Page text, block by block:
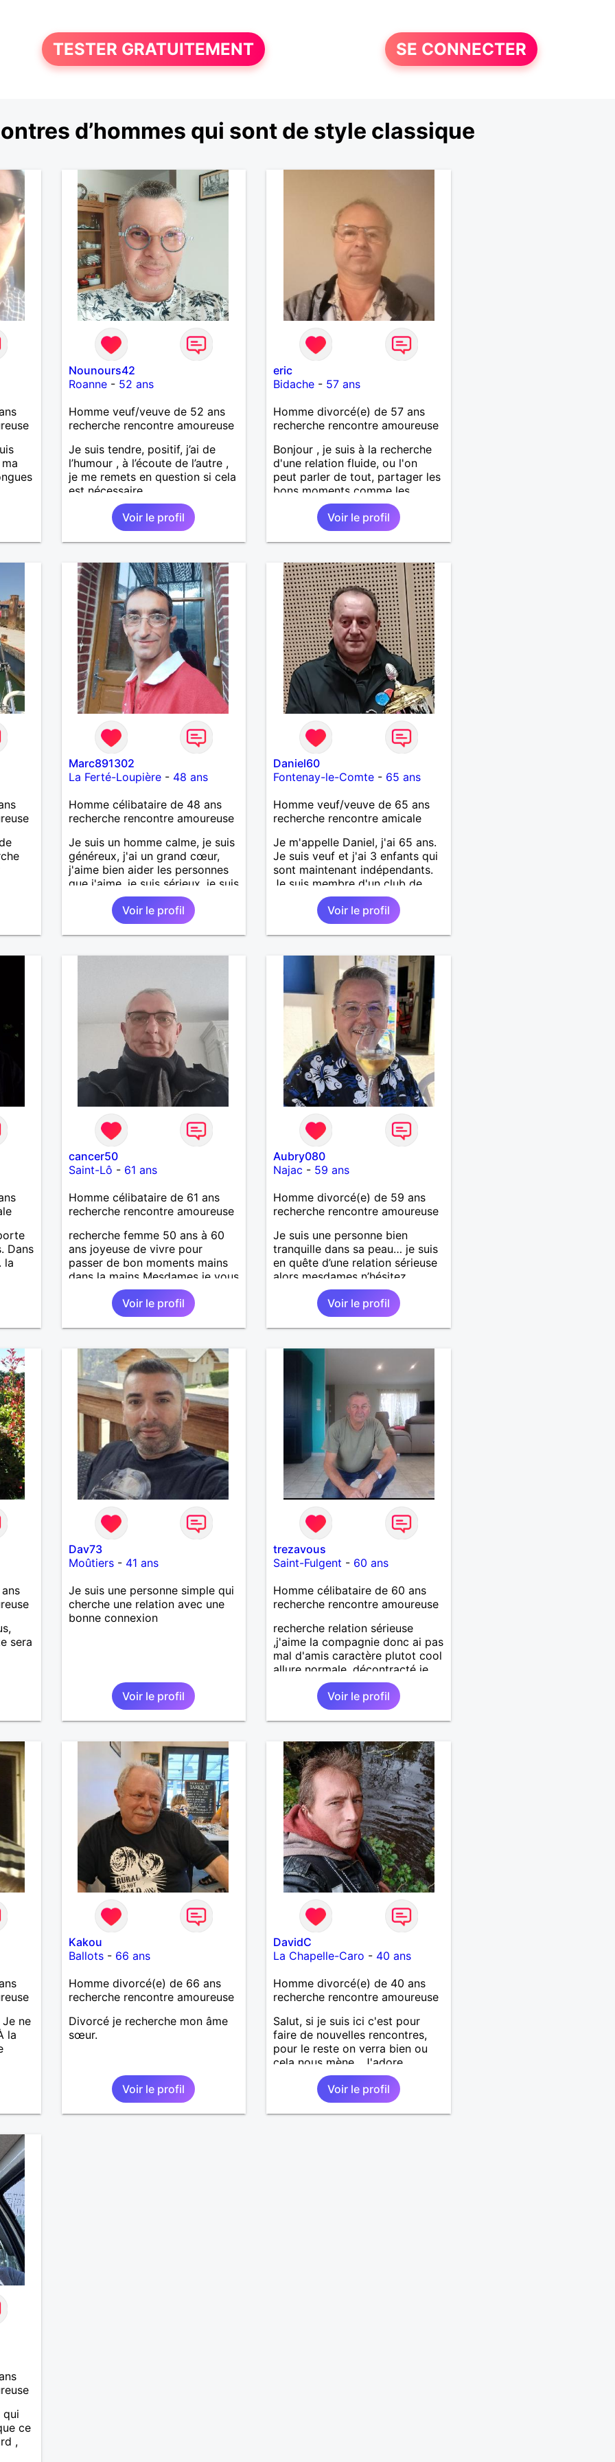
TESTER GRATUITEMENT SE CONNECTER
d’hommes qui sont de style classique
»
que
et
le
Nounours42
Roanne- 52 ans
Homme veuf/veuve de 52 ans
recherche rencontre amoureuse
Je suis tendre, positif, j’ai de
l’humour , à l’écoute de l’autre ,
je me remets en question si cela
est nécessaire.
Voir le profil
eric
Bidache - 57 ans
Homme divorcé(e) de 57 ans
recherche rencontre amoureuse
Bonjour , je suis à la recherche
d'une relation fluide, ou l'on
peut parler de tout, partager les
bons moments comme les
mauvais, sortir partager des
loisirs etc.... . J'aspire une
relation sincère dans la
confiance .
Voir le profil
Marc891302
La Ferté-Loupière- 48 ans
Homme célibataire de 48 ans
recherche rencontre amoureuse
Je suis un homme calme, je suis
généreux, j'ai un grand cœur,
j'aime bien aider les personnes
que j'aime, je suis sérieux, je suis
sincère, je suis honnête, j'aime
pas qu'on joue avec moi et
j'aime pas les mensonges. Je
cherche une relation amoureuse
Voir le profil
Daniel60
Fontenay-le-Comte - 65 ans
Homme veuf/veuve de 65 ans
recherche rencontre amicale
Je m'appelle Daniel, j'ai 65 ans.
Je suis veuf et j'ai 3 enfants qui
sont maintenant indépendants.
Je suis membre d'un club de
palets vendéen.
Voir le profil
Dans
la
cancer50
Saint-Lô - 61 ans
Homme célibataire de 61 ans
recherche rencontre amoureuse
recherche femme 50 ans à 60
ans joyeuse de vivre pour
passer de bon moments mains
dans la mains Mesdames je vous
attend de vous lire .
Voir le profil
Aubry080
Najac - 59 ans
Homme divorcé(e) de 59 ans
recherche rencontre amoureuse
Je suis une personne bien
tranquille dans sa peau… je suis
en quête d’une relation sérieuse
alors mesdames n’hésitez
surtout pas ! Au plaisir de vous
Voir le profil
sera
Dav73
Moûtiers- 41 ans
Je suis une personne simple qui
cherche une relation avec une
bonne connexion
Voir le profil
trezavous
Saint-Fulgent - 60 ans
Homme célibataire de 60 ans
recherche rencontre amoureuse
recherche relation sérieuse
,j'aime la compagnie donc ai pas
mal d'amis caractère plutot cool
allure normale ,décontracté je
voudrais rencontrer une
personne aimant la nature
,bricolage ,quelqu'un de simple
et naturel à vos claviers
Voir le profil
ne
la
Kakou
Ballots- 66 ans
Homme divorcé(e) de 66 ans
recherche rencontre amoureuse
Divorcé je recherche mon âme
sœur.
Voir le profil
DavidC
La Chapelle-Caro - 40 ans
Homme divorcé(e) de 40 ans
recherche rencontre amoureuse
Salut, si je suis ici c'est pour
faire de nouvelles rencontres,
pour le reste on verra bien ou
cela nous mène . J'adore
découvrir de nouvelles choses ,
alors si vous voulez m'initier à
l'une de vos activités je suis
partant.
Voir le profil
qui
ce
,